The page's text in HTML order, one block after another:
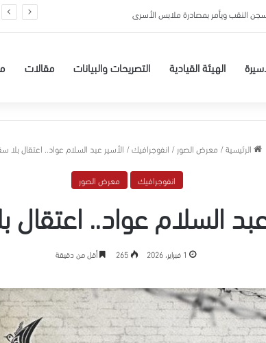
النقب ويأمر بمصادرة ملابس الأسرى
الهيئة القيادية التصريحات والبيانات مقالات
الرئيسية/ معرض الصور / انفوجرافيك/ الأسير عبد السلام عواد.. اعتقال بلا
انفوجرافيك معرض الصور
السلام عواد..
1 فبراير، 2026 265 أقل من دقيقة